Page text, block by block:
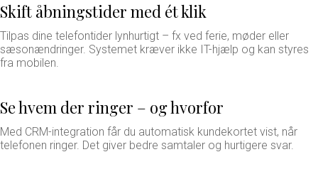
Skift åbningstider med ét klik
Tilpas dine telefontider lynhurtigt – fx ved ferie, møder eller
sæsonændringer. Systemet kræver ikke IT-hjælp og kan styres
fra mobilen.
Se hvem der ringer – og hvorfor
Med CRM-integration får du automatisk kundekortet vist, når
telefonen ringer. Det giver bedre samtaler og hurtigere svar.